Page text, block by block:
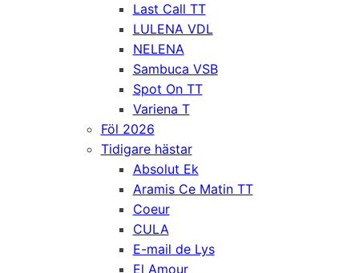
Last Call TT
LULENA VDL
NELENA
Sambuca VSB
Spot On TT
Variena T
Föl 2026
Tidigare hästar
Absolut Ek
Aramis Ce Matin TT
Coeur
CULA
E-mail de Lys
El Amour